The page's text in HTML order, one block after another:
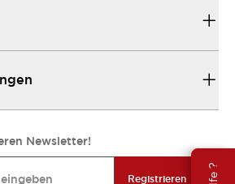
Newsletter!
Registrieren